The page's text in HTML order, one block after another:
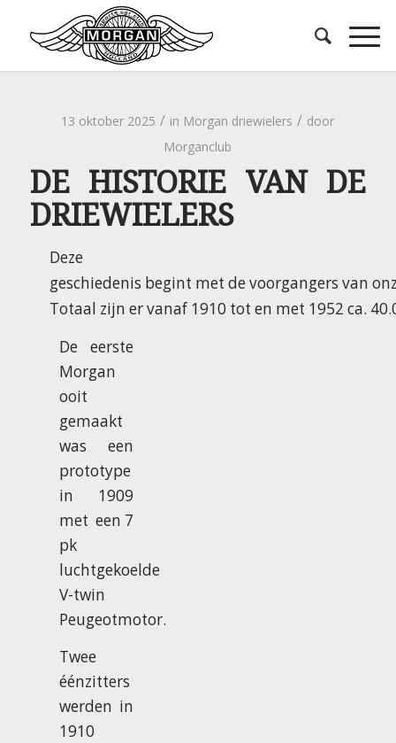
13 oktober 2025 / in Morgan driewielers / door
Morganclub
DE HISTORIE VAN DE
DRIEWIELERS
Deze
geschiedenis begint metdevoorgangersvan
Totaal zijn ervanaf 1910 tot en met 1952ca.
De eerste
Morgan
ooit
gemaakt
was een
prototype
in 1909
met een 7
pk
luchtgekoelde
V-twin
Peugeotmotor.
Twee
éénzitters
werden in
1910